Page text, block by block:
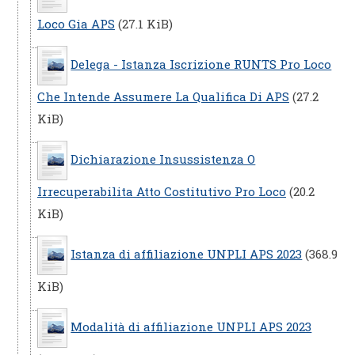
Loco Gia APS (27.1 KiB)
Delega - Istanza Iscrizione RUNTS Pro Loco
Che Intende Assumere La Qualifica Di APS (27.2
KiB)
Dichiarazione Insussistenza O
Irrecuperabilita Atto Costitutivo Pro Loco (20.2
KiB)
Istanza di affiliazione UNPLI APS 2023 (368.9
KiB)
Modalità di affiliazione UNPLI APS 2023